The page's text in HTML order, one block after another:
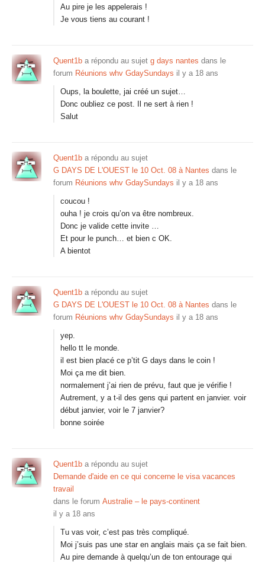
Au pire je les appelerais !
Je vous tiens au courant !
Quent1b a répondu au sujet g days nantes dans le
forum Réunions whv GdaySundays il y a 18 ans
Oups, la boulette, jai créé un sujet…
Donc oubliez ce post. Il ne sert à rien !
Salut
Quent1b a répondu au sujet
G DAYS DE L'OUEST le 10 Oct. 08 à Nantes dans le
forum Réunions whv GdaySundays il y a 18 ans
coucou !
ouha ! je crois qu’on va être nombreux.
Donc je valide cette invite …
Et pour le punch… et bien c OK.
A bientot
Quent1b a répondu au sujet
G DAYS DE L'OUEST le 10 Oct. 08 à Nantes dans le
forum Réunions whv GdaySundays il y a 18 ans
yep.
hello tt le monde.
il est bien placé ce p’tit G days dans le coin !
Moi ça me dit bien.
normalement j’ai rien de prévu, faut que je vérifie !
Autrement, y a t-il des gens qui partent en janvier. voir
début janvier, voir le 7 janvier?
bonne soirée
Quent1b a répondu au sujet
Demande d'aide en ce qui concerne le visa vacances
travail
dans le forum Australie – le pays-continent
il y a 18 ans
Tu vas voir, c’est pas très compliqué.
Moi j’suis pas une star en anglais mais ça se fait bien.
Au pire demande à quelqu’un de ton entourage qui